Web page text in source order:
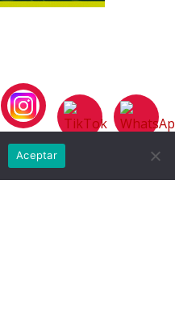
Aceptar